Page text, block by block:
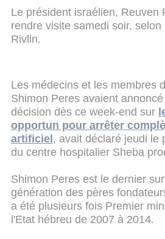
Le président israélien, Reuven
rendre visite samedi soir,
Rivlin.
Les médecins et les membres
Shimon Peres avaient
décision dès ce week-end sur
opportun pour arrêter
artificiel , avait déclaré jeudi le
du centre hospitalier Sheba
Shimon Peres est le dernier
génération des pères
a été plusieurs fois Premier
l'Etat hébreu de 2007 à 2014.